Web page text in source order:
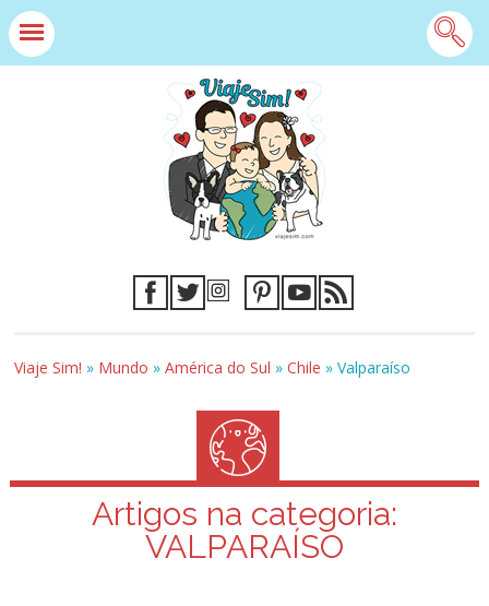
Viaje Sim! » Mundo »América do Sul »Chile »Valparaíso
Artigos na categoria:
VALPARAÍSO